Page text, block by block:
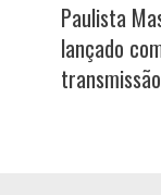
Paulista
lançado